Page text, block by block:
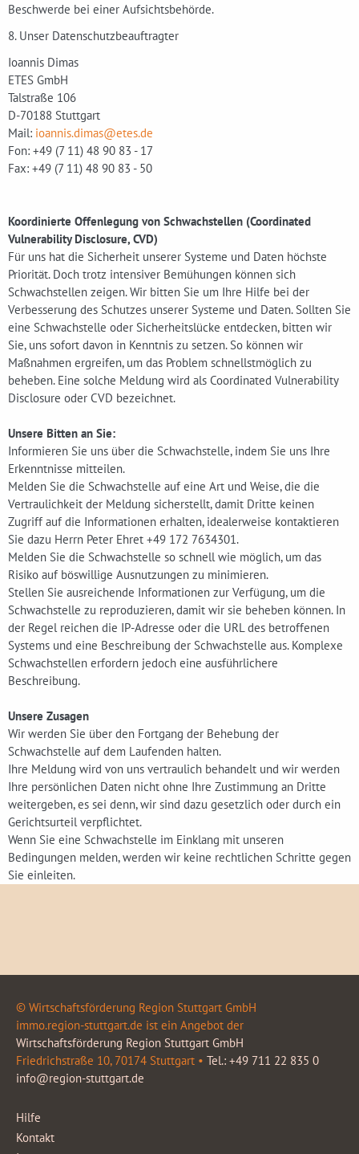
Beschwerde bei einer Aufsichtsbehörde.
8. Unser Datenschutzbeauftragter
Ioannis Dimas
ETES GmbH
Talstraße 106
D-70188 Stuttgart
Mail: ioannis.dimas@etes.de
Fon: +49 (7 11) 48 90 83 - 17
Fax: +49 (7 11) 48 90 83 - 50
Koordinierte Offenlegung von Schwachstellen (Coordinated
Vulnerability Disclosure, CVD)
Für uns hat die Sicherheit unserer Systeme und Daten höchste
Priorität. Doch trotz intensiver Bemühungen können sich
Schwachstellen zeigen. Wir bitten Sie um Ihre Hilfe bei der
Verbesserung des Schutzes unserer Systeme und Daten. Sollten Sie
eine Schwachstelle oder Sicherheitslücke entdecken, bitten wir
Sie, uns sofort davon in Kenntnis zu setzen. So können wir
Maßnahmen ergreifen, um das Problem schnellstmöglich zu
beheben. Eine solche Meldung wird als Coordinated Vulnerability
Disclosure oder CVD bezeichnet.
Unsere Bitten an Sie:
Informieren Sie uns über die Schwachstelle, indem Sie uns Ihre
Erkenntnisse mitteilen.
Melden Sie die Schwachstelle auf eine Art und Weise, die die
Vertraulichkeit der Meldung sicherstellt, damit Dritte keinen
Zugriff auf die Informationen erhalten, idealerweise kontaktieren
Sie dazu Herrn Peter Ehret +49 172 7634301.
Melden Sie die Schwachstelle so schnell wie möglich, um das
Risiko auf böswillige Ausnutzungen zu minimieren.
Stellen Sie ausreichende Informationen zur Verfügung, um die
Schwachstelle zu reproduzieren, damit wir sie beheben können. In
der Regel reichen die IP-Adresse oder die URL des betroffenen
Systems und eine Beschreibung der Schwachstelle aus. Komplexe
Schwachstellen erfordern jedoch eine ausführlichere
Beschreibung.
Unsere Zusagen
Wir werden Sie über den Fortgang der Behebung der
Schwachstelle auf dem Laufenden halten.
Ihre Meldung wird von uns vertraulich behandelt und wir werden
Ihre persönlichen Daten nicht ohne Ihre Zustimmung an Dritte
weitergeben, es sei denn, wir sind dazu gesetzlich oder durch ein
Gerichtsurteil verpflichtet.
Wenn Sie eine Schwachstelle im Einklang mit unseren
Bedingungen melden, werden wir keine rechtlichen Schritte gegen
Sie einleiten.
© Wirtschaftsförderung Region Stuttgart GmbH
immo.region-stuttgart.de ist ein Angebot der
Wirtschaftsförderung Region Stuttgart GmbH
Friedrichstraße 10, 70174 Stuttgart • Tel.: +49 711 22 835 0
info@region-stuttgart.de
Hilfe
Kontakt